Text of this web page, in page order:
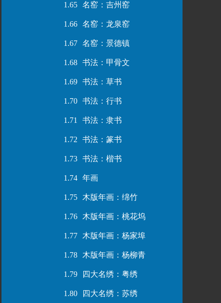
1.65 名窑：吉州窑
1.66 名窑：龙泉窑
1.67 名窑：景德镇
1.68 书法：甲骨文
1.69 书法：草书
1.70 书法：行书
1.71 书法：隶书
1.72 书法：篆书
1.73 书法：楷书
1.74 年画
1.75 木版年画：绵竹
1.76 木版年画：桃花坞
1.77 木版年画：杨家埠
1.78 木版年画：杨柳青
1.79 四大名绣：粤绣
1.80 四大名绣：苏绣